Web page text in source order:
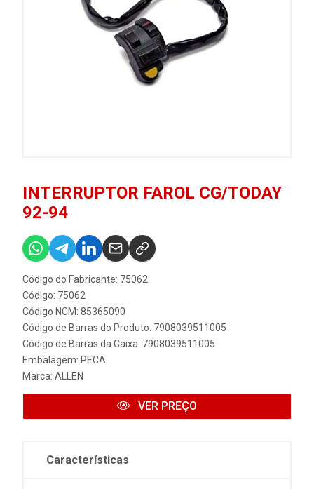
INTERRUPTOR FAROL CG/TODAY
92-94
Código do Fabricante: 75062
Código: 75062
Código NCM: 85365090
Código de Barras do Produto: 7908039511005
Código de Barras da Caixa: 7908039511005
Embalagem: PECA
Marca: ALLEN
VER PREÇO
Características